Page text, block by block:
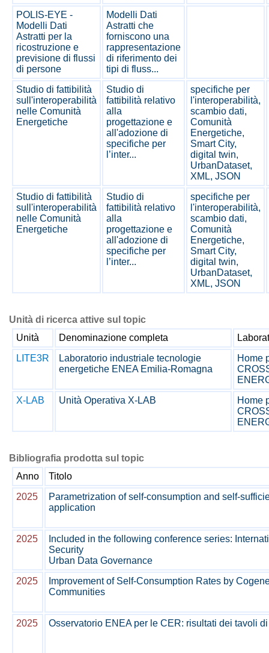
POLIS-EYE -
Modelli Dati
Astratti per la
ricostruzione e
previsione di flussi
di persone
Modelli Dati
Astratti che
forniscono una
rappresentazione
di riferimento dei
tipi di fluss...
Studio di fattibilità
sull'interoperabilità
nelle Comunità
Energetiche
Studio di
fattibilità relativo
alla
progettazione e
all'adozione di
specifiche per
l’inter...
specifiche per
l'interoperabilità,
scambio dati,
Comunità
Energetiche,
Smart City,
digital twin,
UrbanDataset,
XML, JSON
Studio di fattibilità
sull'interoperabilità
nelle Comunità
Energetiche
Studio di
fattibilità relativo
alla
progettazione e
all'adozione di
specifiche per
l’inter...
specifiche per
l'interoperabilità,
scambio dati,
Comunità
Energetiche,
Smart City,
digital twin,
UrbanDataset,
XML, JSON
Unità di ricerca attive sul topic
Unità
Denominazione completa
LITE3R
Laboratorio industriale tecnologie
energetiche ENEA Emilia-Romagna
Home
X-LAB
Unità Operativa X-LAB
Home
Bibliografia prodotta sul topic
Anno
Titolo
2025
Parametrization of self-consumption and self-
application
2025
Included in the following conference series:
Security
Urban Data Governance
2025
Improvement of Self-Consumption Rates by
Communities
2025 Osservatorio ENEA per le CER: risultati dei tavoli